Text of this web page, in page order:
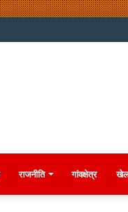
राजनीति गांवक्षेत्र